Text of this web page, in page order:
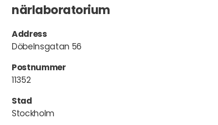
närlaboratorium
Address
Döbelnsgatan 56
Postnummer
11352
Stad
Stockholm